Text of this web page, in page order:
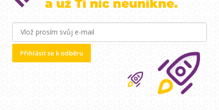
Podpora EU a OPPPR
Přihlásit se k odběru